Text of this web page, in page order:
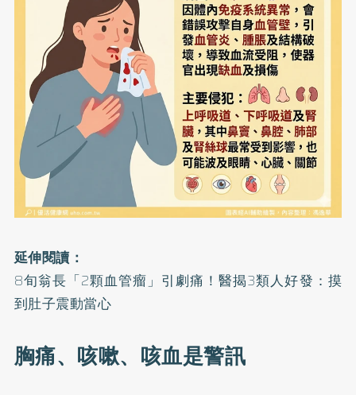
延伸閱讀：
8旬翁長「2顆血管瘤」引劇痛！醫揭3類人好發：摸
到肚子震動當心
胸痛、咳嗽、咳血是警訊